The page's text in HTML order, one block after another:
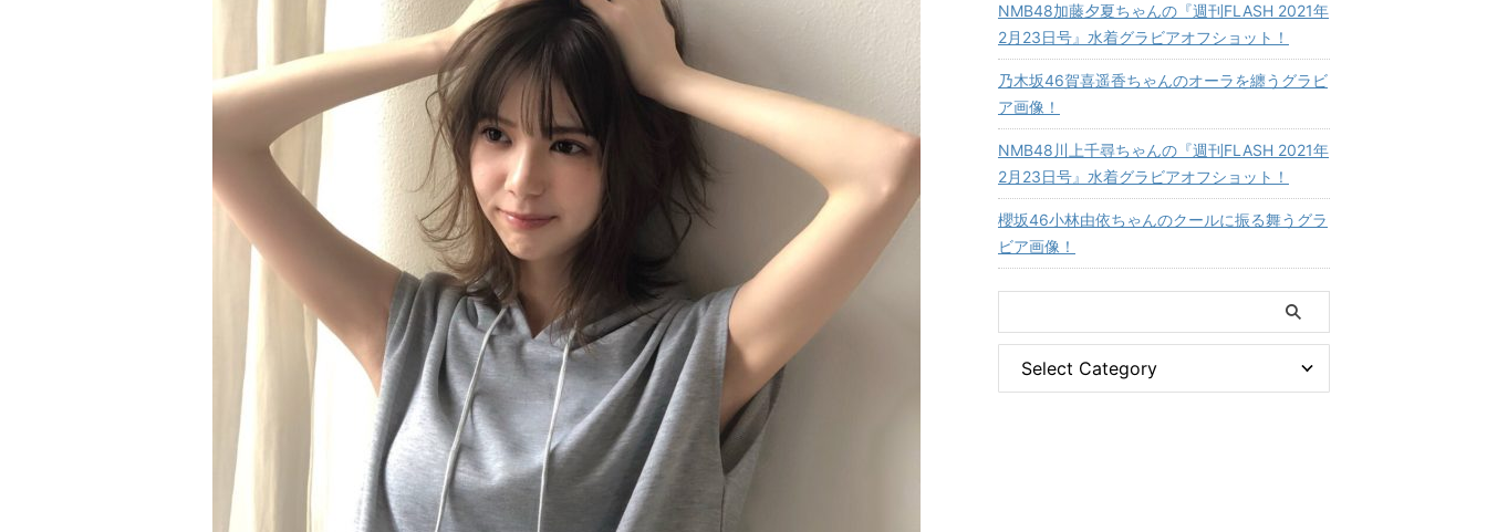
NMB48加藤夕夏ちゃんの『週刊FLASH 2021年
2月23日号』水着グラビアオフショット！
乃木坂46賀喜遥香ちゃんのオーラを纏うグラビ
ア画像！
NMB48川上千尋ちゃんの『週刊FLASH 2021年
2月23日号』水着グラビアオフショット！
櫻坂46小林由依ちゃんのクールに振る舞うグラ
ビア画像！